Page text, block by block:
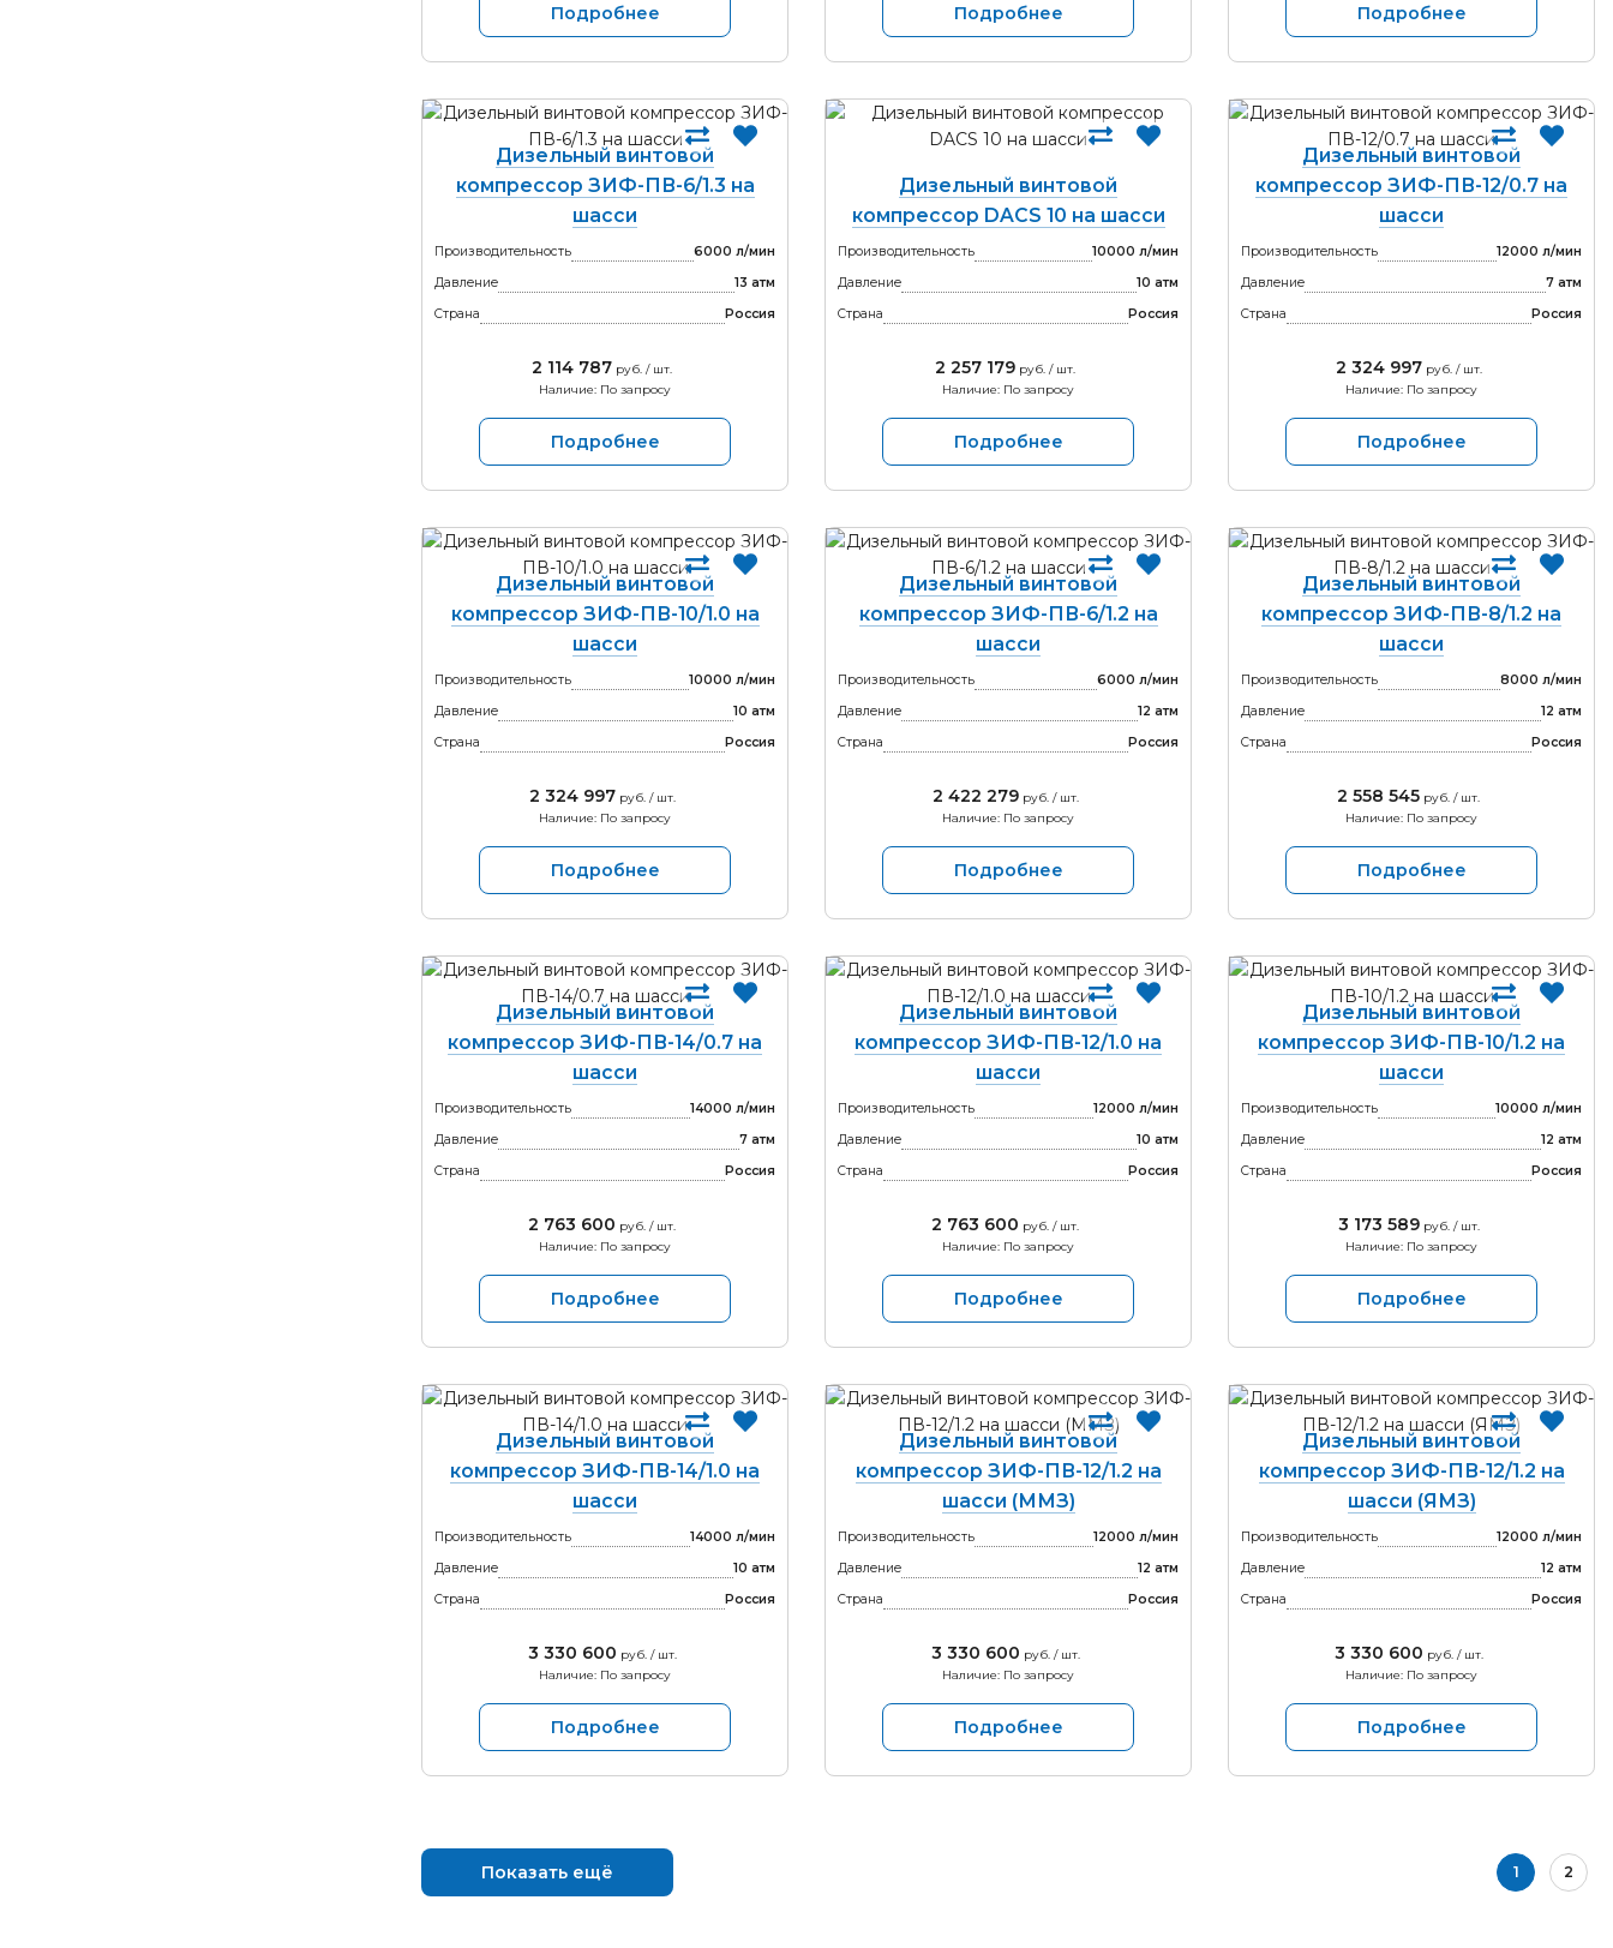
Подробнее Подробнее Подробнее
Дизельный винтовой
компрессор ЗИФ-ПВ-6/1.3 на
шасси
Производительность
6000 л/мин
Давление
13 атм
Страна
Россия
2 114 787 руб. / шт.
Наличие: По запросу
Подробнее
Дизельный винтовой
компрессор DACS 10 на шасси
Производительность
10000 л/мин
Давление
10 атм
Страна
Россия
2 257 179 руб. / шт.
Наличие: По запросу
Подробнее
Дизельный винтовой
компрессор ЗИФ-ПВ-12/0.7 на
шасси
Производительность
12000 л/мин
Давление
7 атм
Страна
Россия
2 324 997руб. / шт.
Наличие: По запросу
Подробнее
Дизельный винтовой
компрессор ЗИФ-ПВ-10/1.0 на
шасси
Производительность
10000 л/мин
Давление
10 атм
Страна
Россия
2 324 997руб. / шт.
Наличие: По запросу
Подробнее
Дизельный винтовой
компрессор ЗИФ-ПВ-6/1.2 на
шасси
Производительность
6000 л/мин
Давление
12 атм
Страна
Россия
2 422 279руб. / шт.
Наличие: По запросу
Подробнее
Дизельный винтовой
компрессор ЗИФ-ПВ-8/1.2 на
шасси
Производительность
8000 л/мин
Давление
12 атм
Страна
Россия
2 558 545 руб. / шт.
Наличие: По запросу
Подробнее
Дизельный винтовой
компрессор ЗИФ-ПВ-14/0.7 на
шасси
Производительность
14000 л/мин
Давление
7 атм
Страна
Россия
2 763 600 руб. / шт.
Наличие: По запросу
Подробнее
Дизельный винтовой
компрессор ЗИФ-ПВ-12/1.0 на
шасси
Производительность
12000 л/мин
Давление
10 атм
Страна
Россия
2 763 600 руб. / шт.
Наличие: По запросу
Подробнее
Дизельный винтовой
компрессор ЗИФ-ПВ-10/1.2 на
шасси
Производительность
10000 л/мин
Давление
12 атм
Страна
Россия
3 173 589руб. / шт.
Наличие: По запросу
Подробнее
Дизельный винтовой
компрессор ЗИФ-ПВ-14/1.0 на
шасси
Производительность
14000 л/мин
Давление
10 атм
Страна
Россия
3 330 600 руб. / шт.
Наличие: По запросу
Подробнее
Дизельный винтовой
компрессор ЗИФ-ПВ-12/1.2 на
шасси (ММЗ)
Производительность
12000 л/мин
Давление
12 атм
Страна
Россия
3 330 600 руб. / шт.
Наличие: По запросу
Подробнее
Дизельный винтовой
компрессор ЗИФ-ПВ-12/1.2 на
шасси (ЯМЗ)
Производительность
12000 л/мин
Давление
12 атм
Страна
Россия
3 330 600 руб. / шт.
Наличие: По запросу
Подробнее
Показать ещё 1 2